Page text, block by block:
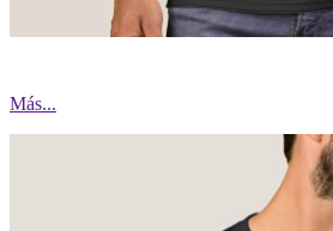
Más...